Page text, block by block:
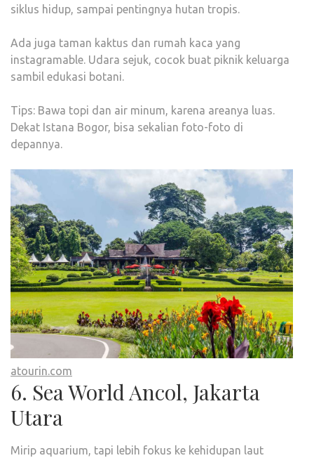
siklus hidup, sampai pentingnya hutan tropis.
Ada juga taman kaktus dan rumah kaca yang
instagramable. Udara sejuk, cocok buat piknik keluarga
sambil edukasi botani.
Tips: Bawa topi dan air minum, karena areanya luas.
Dekat Istana Bogor, bisa sekalian foto-foto di
depannya.
atourin.com
6. Sea World Ancol, Jakarta
Utara
Mirip aquarium, tapi lebih fokus ke kehidupan laut